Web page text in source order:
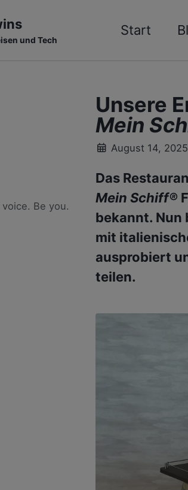
und Tech
Start
Be you.
Unsere
Mein
August 14, 2025
Das
Mein Schiff®
bekannt. Nun
mit
ausprobiert
teilen.